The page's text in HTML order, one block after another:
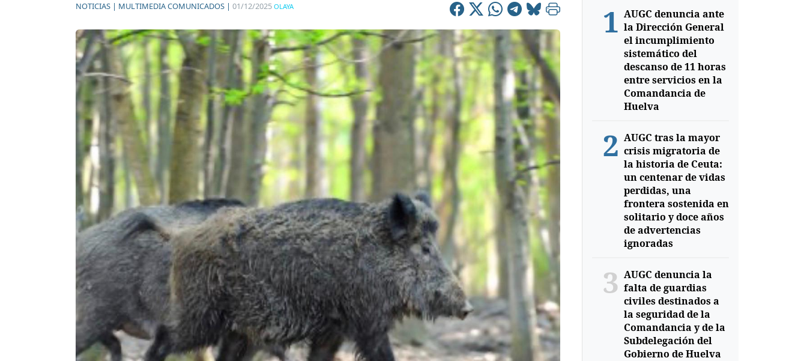
NOTICIAS | MULTIMEDIA COMUNICADOS | 01/12/2025 OLAYA 1 AUGC denuncia ante
la Dirección General
el incumplimiento
sistemático del
descanso de 11 horas
entre servicios en la
Comandancia de
Huelva
2 AUGC tras la mayor
crisis migratoria de
la historia de Ceuta:
un centenar de vidas
perdidas, una
frontera sostenida en
solitario y doce años
de advertencias
ignoradas
3 AUGC denuncia la
falta de guardias
civiles destinados a
la seguridad de la
Comandancia y de la
Subdelegación del
Gobierno de Huelva